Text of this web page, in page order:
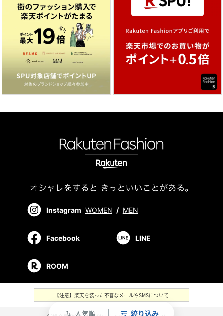
swap_vert 人気順 絞り込み
Instagram WOMEN / MEN
Facebook LINE
ROOM
【注意】楽天を装った不審なメールやSMSについて